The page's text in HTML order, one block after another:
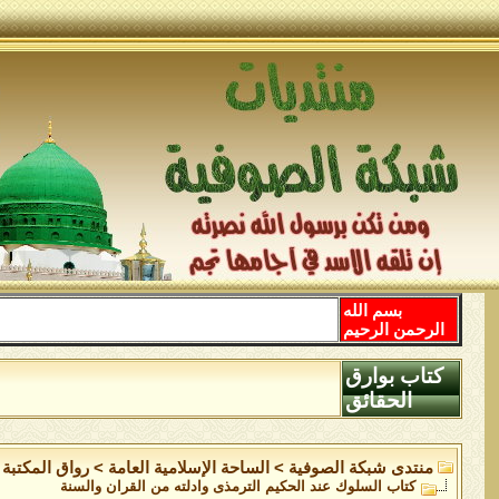
بسم الله
الرحمن الرحيم
كتاب بوارق
الحقائق
منتدى شبكة الصوفية > الساحة اﻹسلامية العامة >رواق المكتبة
كتاب السلوك عند الحكيم الترمذى وادلته من القران والسنة